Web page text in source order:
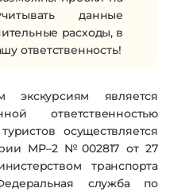
данные
расходы, в
ответственность!
является
ответственностью
осуществляется
МР–2 №002817 от 27
транспорта
служба по